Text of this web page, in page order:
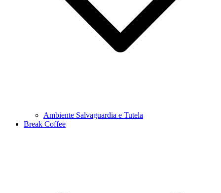
Ambiente Salvaguardia e Tutela
Break Coffee